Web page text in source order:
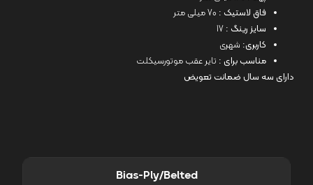
فاق لاستیک : 70 میلی متر
سایز رینگ : 17
کاربری: شهری
مناسب برای : تایر عقب موتورسیکلت
دارای سه سال ضمانت تعویض
Bias-Ply/Belted